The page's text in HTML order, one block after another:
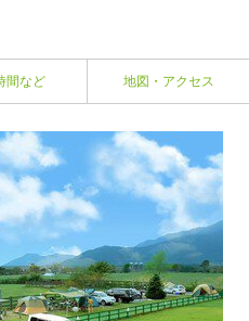
間など 地図・アクセス